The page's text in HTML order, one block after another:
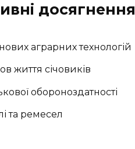
досягнення
аграрних технологій
життя січовиків
обороноздатності
та ремесел